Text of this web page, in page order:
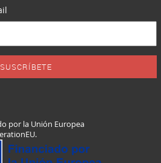
SUSCRÍBETE
por la Unión Europea